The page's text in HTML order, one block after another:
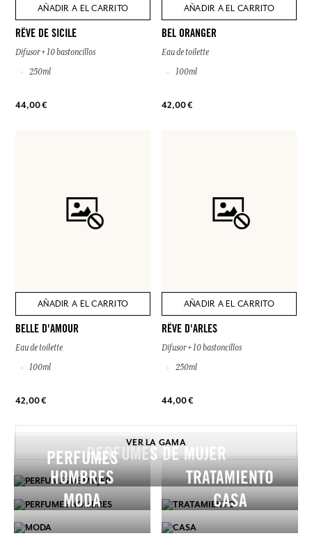
AÑADIR A EL CARRITO
RÊVE DE SICILE
Difusor + 10 bastoncillos
250ml
44,00 €
AÑADIR A EL CARRITO
BEL ORANGER
Eau de toilette
100ml
42,00 €
AÑADIR A EL CARRITO
BELLE D'AMOUR
Eau de toilette
100ml
42,00 €
AÑADIR A EL CARRITO
RÊVE D'ARLES
Difusor + 10 bastoncillos
250ml
44,00 €
VER LA GAMA
PERFUMES DE MUJER
PERFUMES
HOMBRES
TRATAMIENTO
MODA
CASA